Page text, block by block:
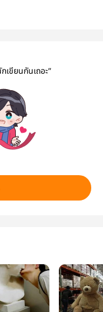
เขียนกันเถอะ”